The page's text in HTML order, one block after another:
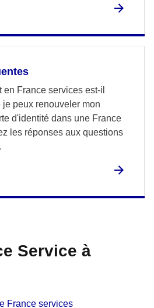
en France services est-il
peux renouveler mon
d'identité dans une France
les réponses aux questions
Service à
France services